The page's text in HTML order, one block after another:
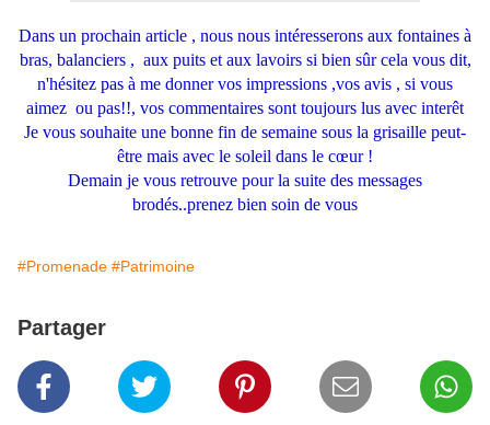
Dans un prochain article , nous nous intéresserons aux fontaines à
bras, balanciers , aux puits et aux lavoirs si bien sûr cela vous dit,
n'hésitez pas à me donner vos impressions ,vos avis , si vous
aimez ou pas!!, vos commentaires sont toujours lus avec interêt
Je vous souhaite une bonne fin de semaine sous la grisaille peut-
être mais avec le soleil dans le cœur !
Demain je vous retrouve pour la suite des messages
brodés..prenez bien soin de vous
#Promenade #Patrimoine
Partager